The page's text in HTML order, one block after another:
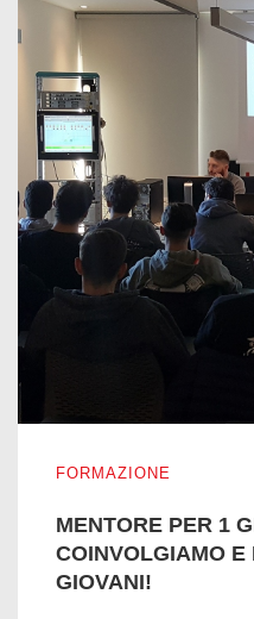
FORMAZIONE
MENTORE PER 1
COINVOLGIAMO E
GIOVANI!